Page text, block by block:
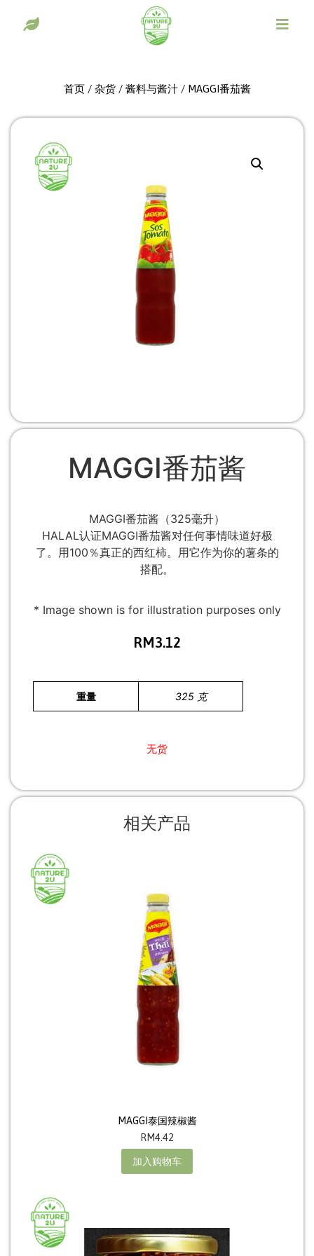
首页/ 杂货/ 酱料与酱汁/ MAGGI番茄酱
MAGGI番茄酱
MAGGI番茄酱（325毫升）
HALAL认证MAGGI番茄酱对任何事情味道好极
了。用100％真正的西红柿。用它作为你的薯条的
搭配。
* Image shown is for illustration purposes only
RM3.12
重量 325 克
无货
相关产品
MAGGI泰国辣椒酱
RM4.42
加入购物车